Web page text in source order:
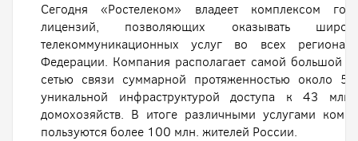
Сегодня «Ростелеком» владеет комплексом
лицензий, позволяющих оказывать
телекоммуникационных услуг во всех регионах
Федерации. Компания располагает самой большой
сетью связи суммарной протяженностью около
уникальной инфраструктурой доступа к 43 млн.
домохозяйств. В итоге различными услугами
пользуются более 100 млн. жителей России.